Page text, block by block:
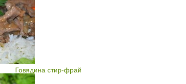
Говядина стир-фрай